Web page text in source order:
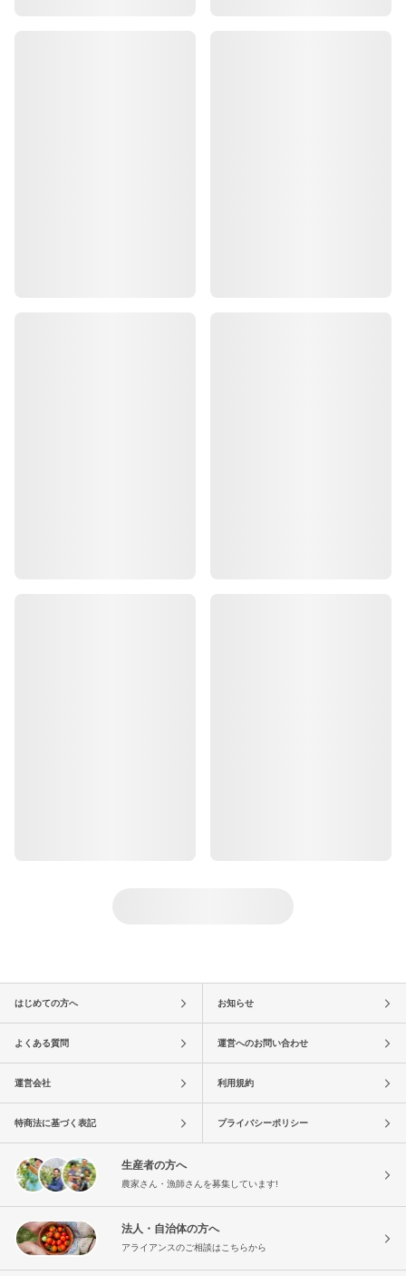
はじめての方へ お知らせ
よくある質問 運営へのお問い合わせ
運営会社 利用規約
特商法に基づく表記 プライバシーポリシー
生産者の方へ
農家さん・漁師さんを募集しています!
法人・自治体の方へ
アライアンスのご相談はこちらから